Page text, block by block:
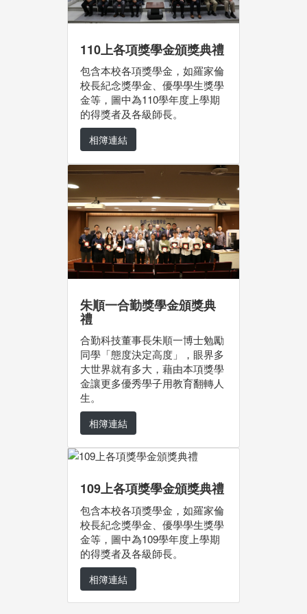
110上各項獎學金頒獎典禮
包含本校各項獎學金，如羅家倫
校長紀念獎學金、優學學生獎學
金等，圖中為110學年度上學期
的得獎者及各級師長。
相簿連結
朱順一合勤獎學金頒獎典
禮
合勤科技董事長朱順一博士勉勵
同學「態度決定高度」，眼界多
大世界就有多大，藉由本項獎學
金讓更多優秀學子用教育翻轉人
生。
相簿連結
109上各項獎學金頒獎典禮
包含本校各項獎學金，如羅家倫
校長紀念獎學金、優學學生獎學
金等，圖中為109學年度上學期
的得獎者及各級師長。
相簿連結